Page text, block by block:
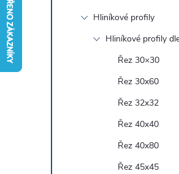
Hliníkové profily
Hliníkové profily
Řez 30×30
Řez 30x60
Řez 32x32
Řez 40x40
Řez 40x80
Řez 45x45